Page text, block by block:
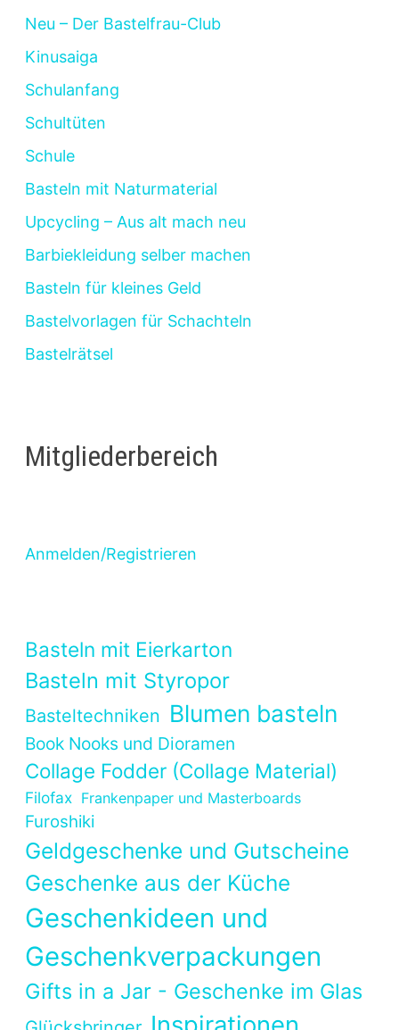
Neu – Der Bastelfrau-Club
Kinusaiga
Schulanfang
Schultüten
Schule
Basteln mit Naturmaterial
Upcycling – Aus alt mach neu
Barbiekleidung selber machen
Basteln für kleines Geld
Bastelvorlagen für Schachteln
Bastelrätsel
Mitgliederbereich
Anmelden/Registrieren
Basteln mit Eierkarton
Basteln mit Styropor
Basteltechniken Blumen basteln
Book Nooks und Dioramen
Collage Fodder (Collage Material)
Filofax Frankenpaper und Masterboards
Furoshiki
Geldgeschenke und Gutscheine
Geschenke aus der Küche
Geschenkideen und
Geschenkverpackungen
Gifts in a Jar - Geschenke im Glas